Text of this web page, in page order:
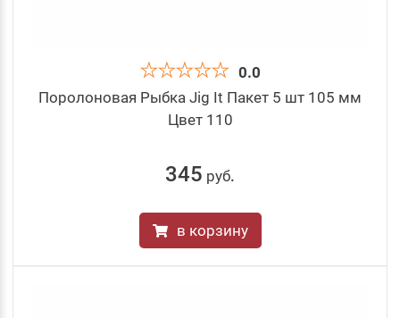
0.0
Поролоновая Рыбка Jig It Пакет 5 шт 105 мм
Цвет 110
345 руб.
в корзину